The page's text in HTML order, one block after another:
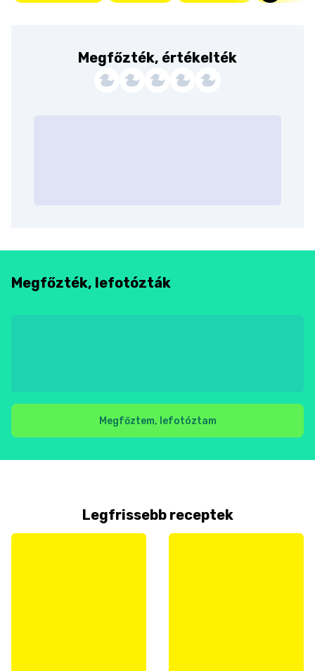
Megfőzték, értékelték
Megfőzték, lefotózták
Megfőztem, lefotóztam
Legfrissebb receptek